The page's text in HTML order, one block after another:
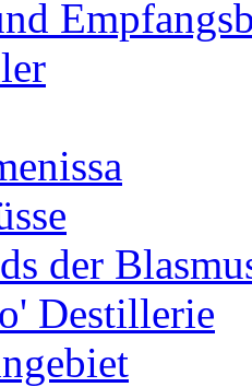
der
Destillerie